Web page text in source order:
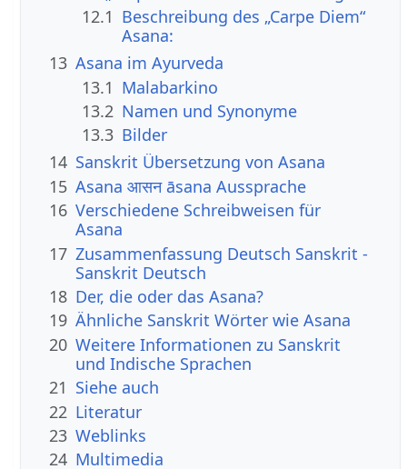
12.1 Beschreibung des „Carpe Diem“
Asana:
13 Asana im Ayurveda
13.1 Malabarkino
13.2 Namen und Synonyme
13.3 Bilder
14 Sanskrit Übersetzung von Asana
15 Asana आसन āsana Aussprache
16 Verschiedene Schreibweisen für
Asana
17 Zusammenfassung Deutsch Sanskrit -
Sanskrit Deutsch
18 Der, die oder das Asana?
19 Ähnliche Sanskrit Wörter wie Asana
20 Weitere Informationen zu Sanskrit
und Indische Sprachen
21 Siehe auch
22 Literatur
23 Weblinks
24 Multimedia